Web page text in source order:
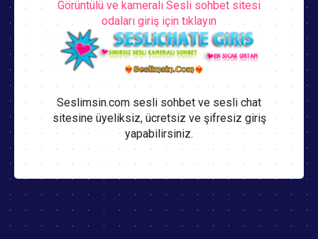
Görüntülü ve kameralı Sesli sohbet sitesi
odaları giriş için tıklayın
Seslimsin.com sesli sohbet ve sesli chat
sitesine üyeliksiz, ücretsiz ve şifresiz giriş
yapabilirsiniz.